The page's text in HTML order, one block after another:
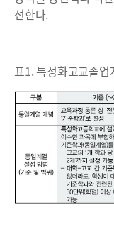
선한다.
표1. 특성화고교졸